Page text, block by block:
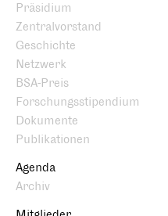
Präsidium
Zentralvorstand
Geschichte
Netzwerk
BSA-Preis
Forschungsstipendium
Dokumente
Publikationen
Agenda
Archiv